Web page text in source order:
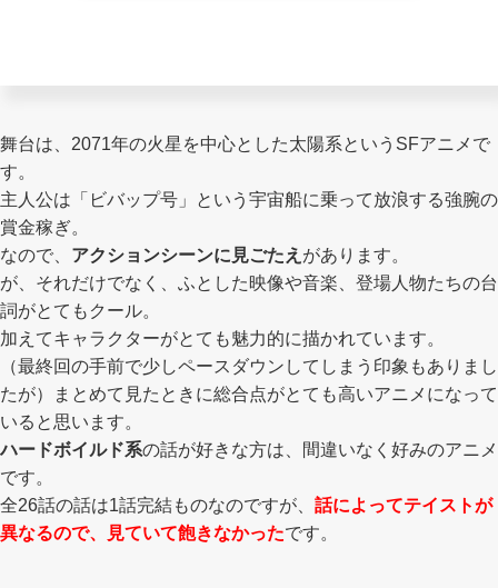
舞台は、2071年の火星を中心とした太陽系というSFアニメで
す。
主人公は「ビバップ号」という宇宙船に乗って放浪する強腕の
賞金稼ぎ。
なので、 アクションシーンに見ごたえ があります。
が、それだけでなく、ふとした映像や音楽、登場人物たちの台
詞がとてもクール。
加えてキャラクターがとても魅力的に描かれています。
（最終回の手前で少しペースダウンしてしまう印象もありまし
たが）まとめて見たときに総合点がとても高いアニメになって
いると思います。
ハードボイルド系の話が好きな方は、間違いなく好みのアニメ
です。
全26話の話は1話完結ものなのですが、 話によってテイストが
異なるので、見ていて飽きなかったです。